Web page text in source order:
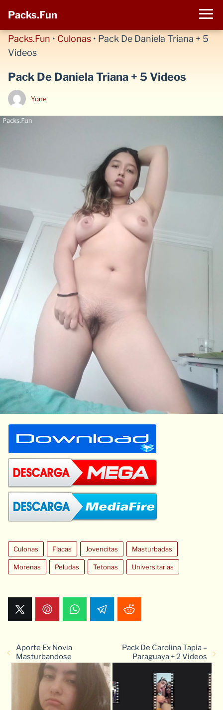
Packs.Fun
Packs.Fun • Culonas • Pack De Daniela Triana + 5
Videos
Pack De Daniela Triana + 5 Videos
Yone
Culonas Flacas Jovencitas Masturbadas
Morenas Peludas Tetonas Universitarias
Aporte Ex Novia
Masturbandose
Pack De Carolina Tapia –
Paraguaya + 2 Videos